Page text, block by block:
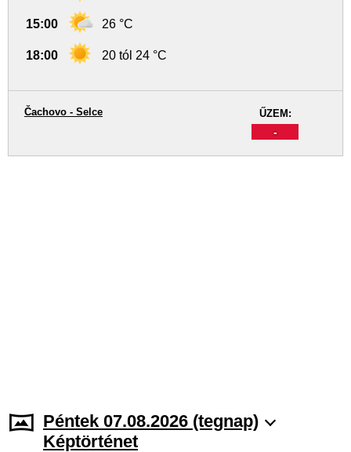
15:00 26 °C
18:00 20 tól 24 °C
ŰZEM:
-
Čachovo - Selce
Péntek 07.08.2026 (tegnap)
Képtörténet